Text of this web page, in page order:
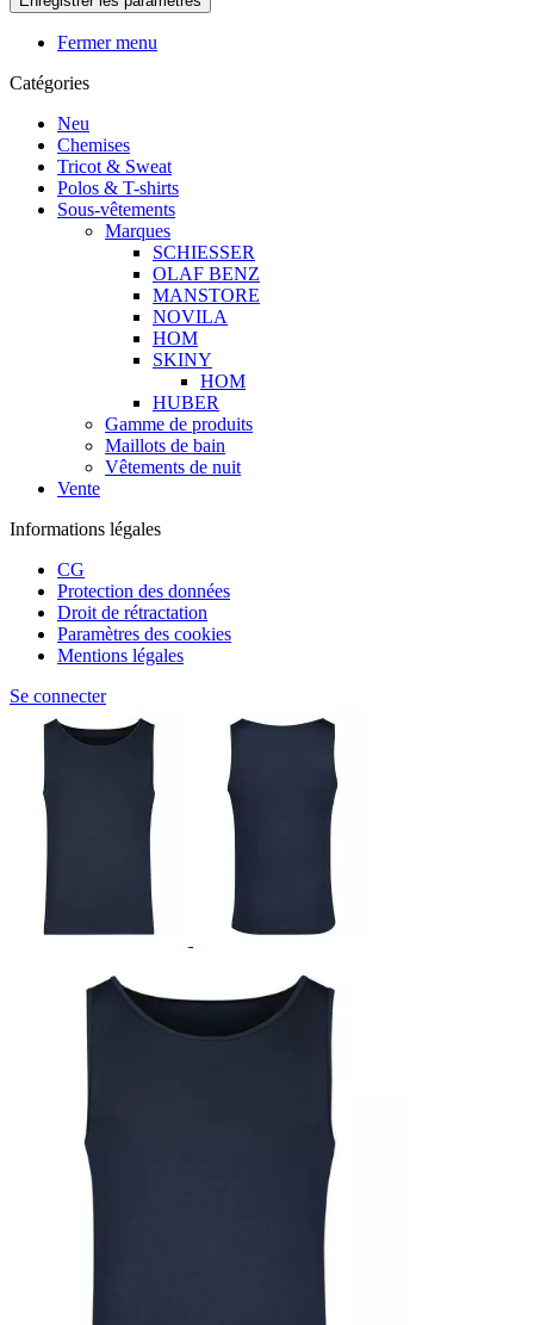
Fermer menu
Catégories
Neu
Chemises
Tricot & Sweat
Polos & T-shirts
Sous-vêtements
Marques
SCHIESSER
OLAF BENZ
MANSTORE
NOVILA
HOM
SKINY
HOM
HUBER
Gamme de produits
Maillots de bain
Vêtements de nuit
Vente
Informations légales
CG
Protection des données
Droit de rétractation
Paramètres des cookies
Mentions légales
Se connecter